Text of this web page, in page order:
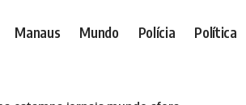
Manaus Mundo Polícia Política